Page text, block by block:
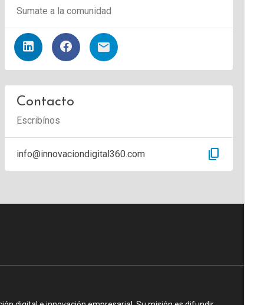
Sumate a la comunidad
Contacto
Escribínos
info@innovaciondigital360.com content_copy